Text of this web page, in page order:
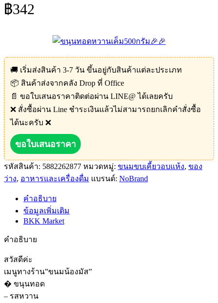
฿342
🚚 เริ่มส่งสินค้า 3-7 วัน ขึ้นอยู่กับสินค้าแต่ละประเภท
📦 สินค้าส่งจากคลัง Drop ที่ Office
📄 ขอใบเสนอราคาติดต่อผ่าน LINE@ ได้เลยครับ
❌ สั่งซื้อผ่าน Line ชำระเงินแล้วไม่สามารถยกเลิกคำสั่งซื้อ
ได้นะครับ ❌
ขอใบเสนอราคา
รหัสสินค้า: 5882262877 หมวดหมู่: ขนมขบเคี้ยวอบแห้ง, ของ
ว่าง, อาหารและเครื่องดื่ม แบรนด์: NoBrand
คำอธิบาย
ข้อมูลเพิ่มเติม
BKK Market
คำอธิบาย
สวัสดีค่ะ
เมนูทางร้าน”ขนมน้องมัส”
� ขนุนทอด
– รสหวาน